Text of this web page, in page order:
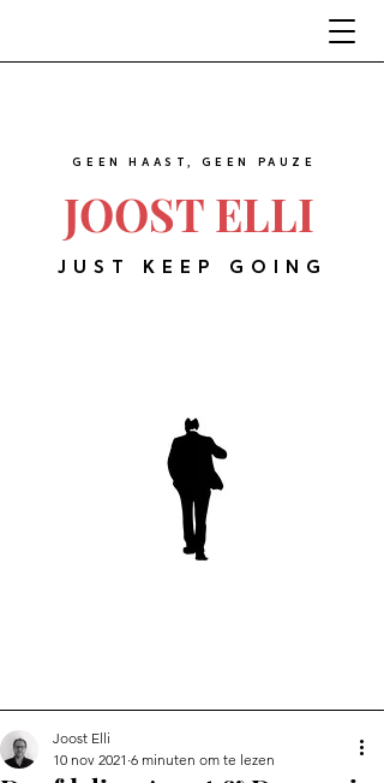
JOOST ELLI
GEEN HAAST, GEEN PAUZE
JUST KEEP GOING
Joost Elli
10 nov 2021 6 minuten om te lezen